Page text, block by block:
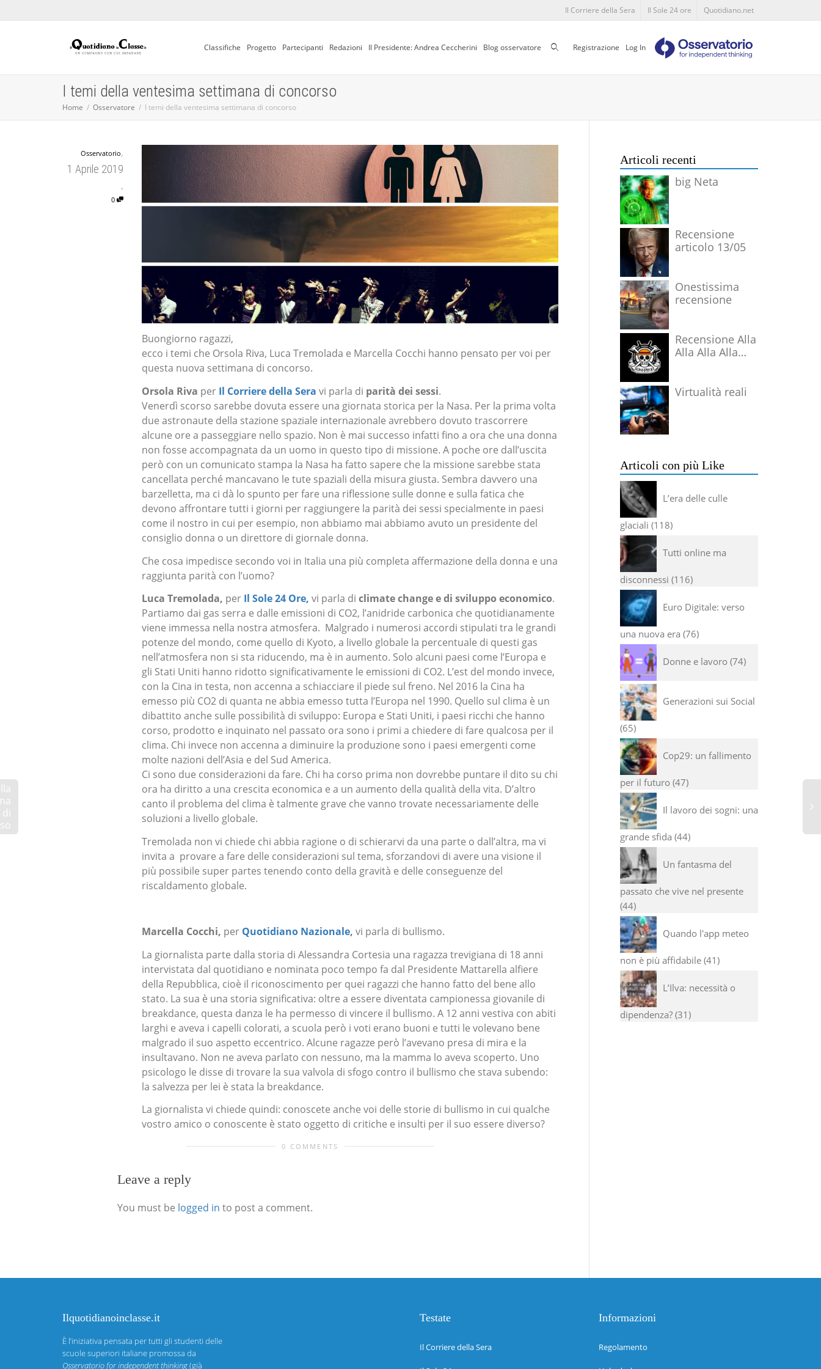
Il Corriere della Sera Il Sole 24 ore Quotidiano.net
Classifiche Progetto Partecipanti Redazioni Il Presidente: Andrea Ceccherini Blog osservatore CercaRegistrazione Log In
I temi della ventesima settimana di concorso
Home Osservatore I temi della ventesima settimana di concorso
Osservatorio,
1 Aprile 2019
,
0
Buongiorno ragazzi,
ecco i temi che Orsola Riva, Luca Tremolada e Marcella Cocchi hanno pensato per voi per
questa nuova settimana di concorso.
Orsola Riva per Il Corriere della Sera vi parla di parità dei sessi.
Venerdì scorso sarebbe dovuta essere una giornata storica per la Nasa. Per la prima volta
due astronaute della stazione spaziale internazionale avrebbero dovuto trascorrere
alcune ore a passeggiare nello spazio. Non è mai successo infatti fino a ora che una donna
non fosse accompagnata da un uomo in questo tipo di missione. A poche ore dall’uscita
però con un comunicato stampa la Nasa ha fatto sapere che la missione sarebbe stata
cancellata perché mancavano le tute spaziali della misura giusta. Sembra davvero una
barzelletta, ma ci dà lo spunto per fare una riflessione sulle donne e sulla fatica che
devono affrontare tutti i giorni per raggiungere la parità dei sessi specialmente in paesi
come il nostro in cui per esempio, non abbiamo mai abbiamo avuto un presidente del
consiglio donna o un direttore di giornale donna.
Che cosa impedisce secondo voi in Italia una più completa affermazione della donna e una
raggiunta parità con l’uomo?
Luca Tremolada, per Il Sole 24 Ore, vi parla di climate change e di sviluppo economico.
Partiamo dai gas serra e dalle emissioni di CO2, l’anidride carbonica che quotidianamente
viene immessa nella nostra atmosfera. Malgrado i numerosi accordi stipulati tra le grandi
potenze del mondo, come quello di Kyoto, a livello globale la percentuale di questi gas
nell’atmosfera non si sta riducendo, ma è in aumento. Solo alcuni paesi come l’Europa e
gli Stati Uniti hanno ridotto significativamente le emissioni di CO2. L’est del mondo invece,
con la Cina in testa, non accenna a schiacciare il piede sul freno. Nel 2016 la Cina ha
emesso più CO2 di quanta ne abbia emesso tutta l’Europa nel 1990. Quello sul clima è un
dibattito anche sulle possibilità di sviluppo: Europa e Stati Uniti, i paesi ricchi che hanno
corso, prodotto e inquinato nel passato ora sono i primi a chiedere di fare qualcosa per il
clima. Chi invece non accenna a diminuire la produzione sono i paesi emergenti come
molte nazioni dell’Asia e del Sud America.
Ci sono due considerazioni da fare. Chi ha corso prima non dovrebbe puntare il dito su chi
ora ha diritto a una crescita economica e a un aumento della qualità della vita. D’altro
canto il problema del clima è talmente grave che vanno trovate necessariamente delle
soluzioni a livello globale.
Tremolada non vi chiede chi abbia ragione o di schierarvi da una parte o dall’altra, ma vi
invita a provare a fare delle considerazioni sul tema, sforzandovi di avere una visione il
più possibile super partes tenendo conto della gravità e delle conseguenze del
riscaldamento globale.
Marcella Cocchi, per Quotidiano Nazionale, vi parla di bullismo.
La giornalista parte dalla storia di Alessandra Cortesia una ragazza trevigiana di 18 anni
intervistata dal quotidiano e nominata poco tempo fa dal Presidente Mattarella alfiere
della Repubblica, cioè il riconoscimento per quei ragazzi che hanno fatto del bene allo
stato. La sua è una storia significativa: oltre a essere diventata campionessa giovanile di
breakdance, questa danza le ha permesso di vincere il bullismo. A 12 anni vestiva con abiti
larghi e aveva i capelli colorati, a scuola però i voti erano buoni e tutti le volevano bene
malgrado il suo aspetto eccentrico. Alcune ragazze però l’avevano presa di mira e la
insultavano. Non ne aveva parlato con nessuno, ma la mamma lo aveva scoperto. Uno
psicologo le disse di trovare la sua valvola di sfogo contro il bullismo che stava subendo:
la salvezza per lei è stata la breakdance.
La giornalista vi chiede quindi: conoscete anche voi delle storie di bullismo in cui qualche
vostro amico o conoscente è stato oggetto di critiche e insulti per il suo essere diverso?
0 COMMENTS
Leave a reply
You must be logged in to post a comment.
Articoli recenti
big Neta
Recensione
articolo 13/05
Onestissima
recensione
Recensione Alla
Alla Alla Alla
Virtualità reali
Articoli con più Like
L’era delle culle
glaciali 118
Tutti online ma
disconnessi 116
Euro Digitale: verso
una nuova era 76
Donne e lavoro 74
Generazioni sui Social
65
Cop29: un fallimento
per il futuro 47
Il lavoro dei sogni: una
grande sfida 44
Un fantasma del
passato che vive nel presente
44
Quando l'app meteo
non è più affidabile 41
L’Ilva: necessità o
dipendenza? 31
Ilquotidianoinclasse.it
È l’iniziativa pensata per tutti gli studenti delle
scuole superiori italiane promossa da
Osservatorio for independent thinking(già
Testate
Il Corriere della Sera
Informazioni
Regolamento